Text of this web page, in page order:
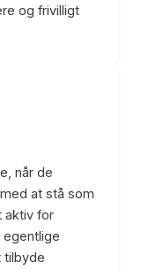
og frivilligt
når de
at stå som
aktiv for
egentlige
tilbyde